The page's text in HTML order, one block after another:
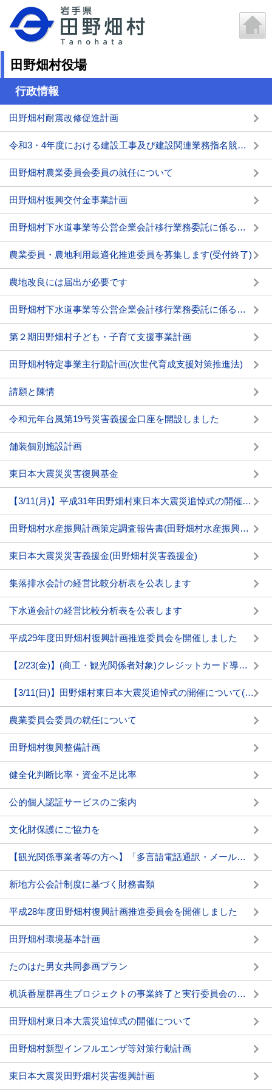
田野畑村役場
行政情報
田野畑村耐震改修促進計画
令和3・4年度における建設工事及び建設関連業務指名競争入札参加資格審査申請の受付について
田野畑村農業委員会委員の就任について
田野畑村復興交付金事業計画
田野畑村下水道事業等公営企業会計移行業務委託に係るプロポーザル手続きの審査結果について
農業委員・農地利用最適化推進委員を募集します(受付終了)
農地改良には届出が必要です
田野畑村下水道事業等公営企業会計移行業務委託に係るプロポーザル手続きの開始について
第２期田野畑村子ども・子育て支援事業計画
田野畑村特定事業主行動計画(次世代育成支援対策推進法)
請願と陳情
令和元年台風第19号災害義援金口座を開設しました
舗装個別施設計画
東日本大震災災害復興基金
【3/11(月)】平成31年田野畑村東日本大震災追悼式の開催について
田野畑村水産振興計画策定調査報告書(田野畑村水産振興マスタープラン)
東日本大震災災害義援金(田野畑村災害義援金)
集落排水会計の経営比較分析表を公表します
下水道会計の経営比較分析表を公表します
平成29年度田野畑村復興計画推進委員会を開催しました
【2/23(金)】(商工・観光関係者対象)クレジットカード導入に係る説明会について
【3/11(日)】田野畑村東日本大震災追悼式の開催について(平成30年)
農業委員会委員の就任について
田野畑村復興整備計画
健全化判断比率・資金不足比率
公的個人認証サービスのご案内
文化財保護にご協力を
【観光関係事業者等の方へ】「多言語電話通訳・メール翻訳サービス」のご案内
新地方公会計制度に基づく財務書類
平成28年度田野畑村復興計画推進委員会を開催しました
田野畑村環境基本計画
たのはた男女共同参画プラン
机浜番屋群再生プロジェクトの事業終了と実行委員会の解散について
田野畑村東日本大震災追悼式の開催について
田野畑村新型インフルエンザ等対策行動計画
東日本大震災田野畑村災害復興計画